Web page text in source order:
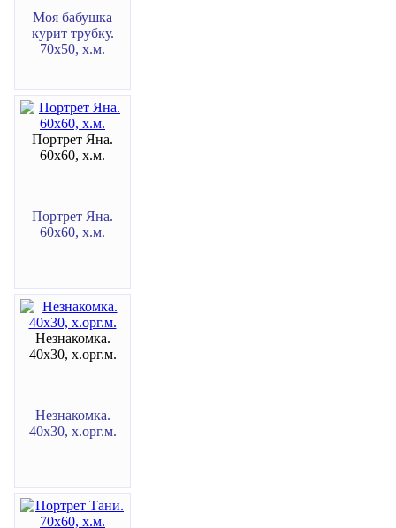
Моя бабушка
курит трубку.
70х50, х.м.
Портрет Яна.
60х60, х.м.
Портрет Яна.
60х60, х.м.
Незнакомка.
40х30, х.орг.м.
Незнакомка.
40х30, х.орг.м.